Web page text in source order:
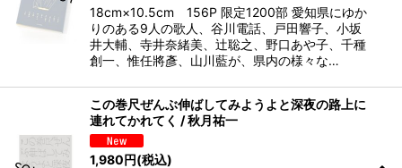
18cm×10.5cm 156P 限定1200部 愛知県にゆか
りのある9人の歌人、谷川電話、戸田響子、小坂
井大輔、寺井奈緒美、辻聡之、野口あや子、千種
創一、惟任將彥、山川藍が、県内の様々な…
この巻尺ぜんぶ伸ばしてみようよと深夜の路上に
連れてかれてく / 秋月祐一
1,980円(税込)